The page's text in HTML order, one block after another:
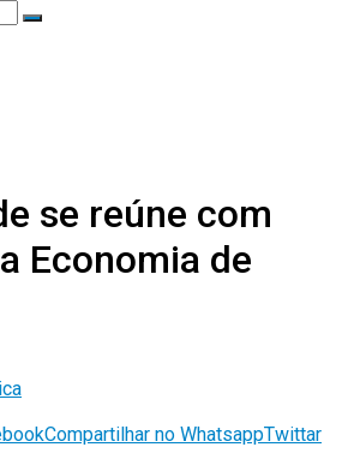
se reúne com
Economia de
Compartilhar no WhatsappTwittar